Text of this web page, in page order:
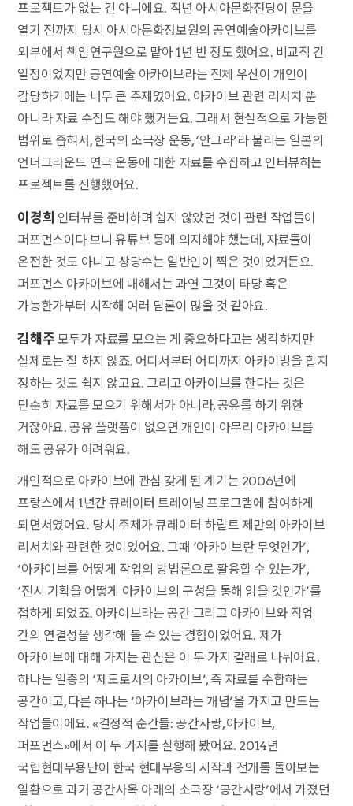
프로젝트가 없는 건 아니에요. 작년 아시아문화전당이 문을
열기 전까지 당시 아시아문화정보원의 공연예술아카이브를
외부에서 책임연구원으로 맡아 1년 반 정도 했어요. 비교적 긴
일정이었지만 공연예술 아카이브라는 전체 우산이 개인이
감당하기에는 너무 큰 주제였어요. 아카이브 관련 리서치 뿐
아니라 자료 수집도 해야 했거든요. 그래서 현실적으로 가능한
범위로 좁혀서, 한국의 소극장 운동, ‘안그라’라 불리는 일본의
언더그라운드 연극 운동에 대한 자료를 수집하고 인터뷰하는
프로젝트를 진행했어요.
이경희 인터뷰를 준비하며 쉽지 않았던 것이 관련 작업들이
퍼포먼스이다 보니 유튜브 등에 의지해야 했는데, 자료들이
온전한 것도 아니고 상당수는 일반인이 찍은 것이었거든요.
퍼포먼스 아카이브에 대해서는 과연 그것이 타당 혹은
가능한가부터 시작해 여러 담론이 많을 것 같아요.
김해주 모두가 자료를 모으는 게 중요하다고는 생각하지만
실제로는 잘 하지 않죠. 어디서부터 어디까지 아카이빙을 할지
정하는 것도 쉽지 않고요. 그리고 아카이브를 한다는 것은
단순히 자료를 모으기 위해서가 아니라, 공유를 하기 위한
거잖아요. 공유 플랫폼이 없으면 개인이 아무리 아카이브를
해도 공유가 어려워요.
개인적으로 아카이브에 관심 갖게 된 계기는 2006년에
프랑스에서 1년간 큐레이터 트레이닝 프로그램에 참여하게
되면서였어요. 당시 주제가 큐레이터 하랄트 제만의 아카이브
리서치와 관련한 것이었어요. 그때 ‘아카이브란 무엇인가’,
‘아카이브를 어떻게 작업의 방법론으로 활용할 수 있는가’,
‘전시 기획을 어떻게 아카이브의 구성을 통해 읽을 것인가’를
접하게 되었죠. 아카이브라는 공간 그리고 아카이브와 작업
간의 연결성을 생각해 볼 수 있는 경험이었어요. 제가
아카이브에 대해 가지는 관심은 이 두 가지 갈래로 나뉘어요.
하나는 일종의 ‘제도로서의 아카이브’, 즉 자료를 수합하는
공간이고, 다른 하나는 ‘아카이브라는 개념’을 가지고 만드는
작업들이에요. «결정적 순간들: 공간사랑, 아카이브,
퍼포먼스»에서 이 두 가지를 실행해 봤어요. 2014년
국립현대무용단이 한국 현대무용의 시작과 전개를 돌아보는
일환으로 과거 공간사옥 아래의 소극장 ‘공간사랑’에서 가졌던